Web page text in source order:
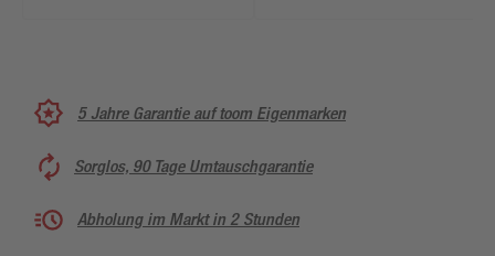
5 Jahre Garantie auf toom Eigenmarken
Sorglos, 90 Tage Umtauschgarantie
Abholung im Markt in 2 Stunden